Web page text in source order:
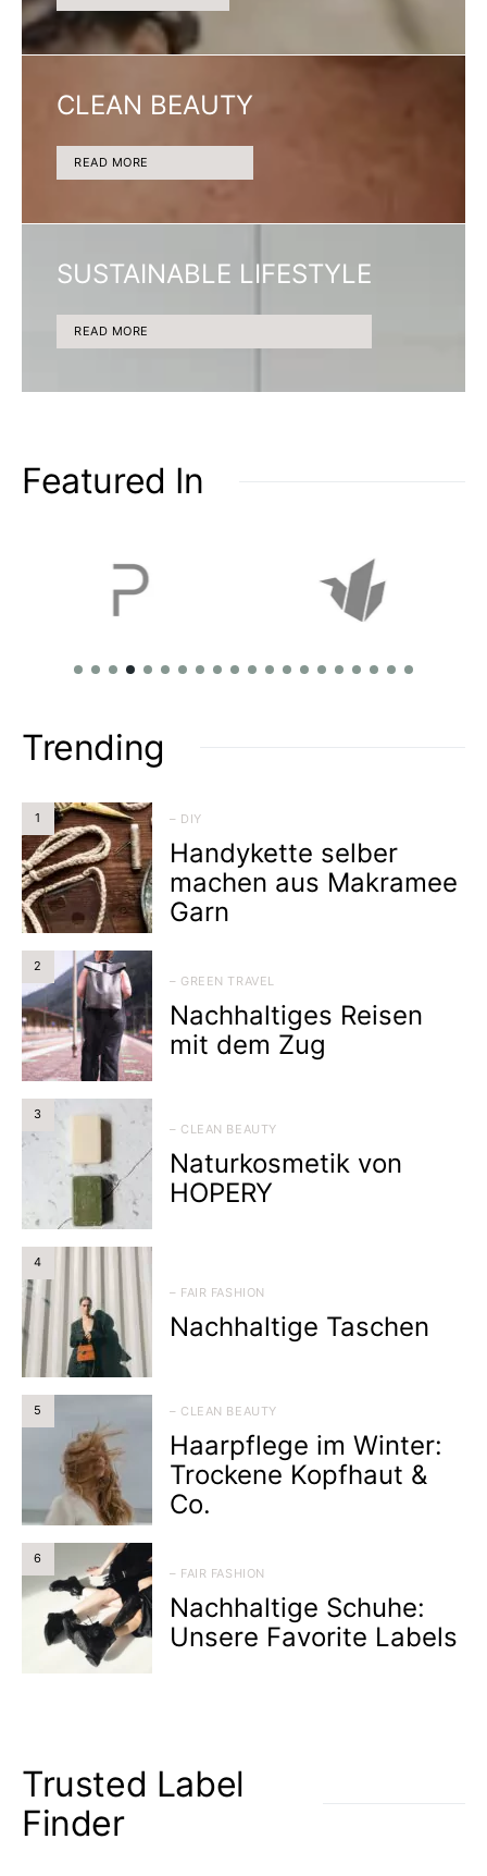
CLEAN BEAUTY
READ MORE
SUSTAINABLE LIFESTYLE
READ MORE
Featured In
Trending
1 – DIY
Handykette selber
machen aus Makramee
Garn
2
– GREEN TRAVEL
Nachhaltiges Reisen
mit dem Zug
3
– CLEAN BEAUTY
Naturkosmetik von
HOPERY
4
– FAIR FASHION
Nachhaltige Taschen
5 – CLEAN BEAUTY
Haarpflege im Winter:
Trockene Kopfhaut &
Co.
6
– FAIR FASHION
Nachhaltige Schuhe:
Unsere Favorite Labels
Trusted Label
Finder